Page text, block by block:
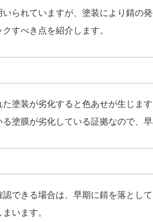
られていますが、塗装により錆の
すべき点を紹介します。
塗装が劣化すると色あせが生じます
塗膜が劣化している証拠なので、
できる場合は、早期に錆を落とし
います。